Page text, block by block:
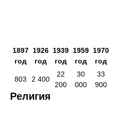
1897
год
1926
год
1939
год
1959
год
1970
год
803 2 400
22
200
30
000
33
900
Религия